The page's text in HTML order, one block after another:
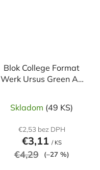
Blok College Format
Werk Ursus Green A4
Skladom (49 KS)
€2,53 bez DPH
€3,11 / KS
€4,29 (–27 %)